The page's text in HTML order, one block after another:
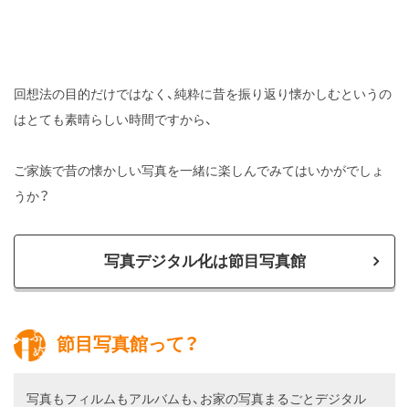
回想法の目的だけではなく、純粋に昔を振り返り懐かしむというの
はとても素晴らしい時間ですから、
ご家族で昔の懐かしい写真を一緒に楽しんでみてはいかがでしょ
うか？
写真デジタル化は節目写真館
節目写真館って？
写真もフィルムもアルバムも、お家の写真まるごとデジタル